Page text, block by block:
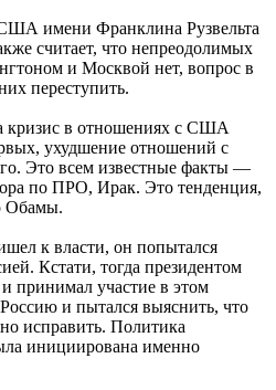
имени Франклина Рузвельта
считает, что непреодолимых
и Москвой нет, вопрос в
переступить.
кризис в отношениях с США
ухудшение отношений с
Это всем известные факты —
по ПРО, Ирак. Это тенденция,
Обамы.
к власти, он попытался
Кстати, тогда президентом
принимал участие в этом
и пытался выяснить, что
исправить. Политика
инициирована именно